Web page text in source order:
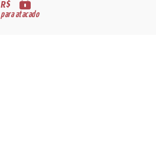
R$
para atacado